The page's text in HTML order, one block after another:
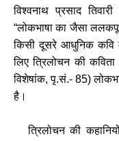
विश्वनाथ प्रसाद
“लोकभाषा का जैसा
किसी दूसरे आधुनिक कवि
लिए त्रिलोचन की
विशेषांक, पृ.सं.- 85)
है।
त्रिलोचन की